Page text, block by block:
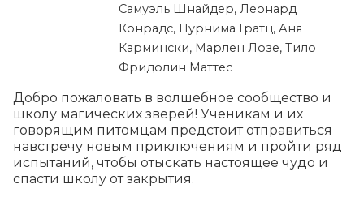
Самуэль Шнайдер, Леонард
Конрадс, Пурнима Гратц, Аня
Кармински, Марлен Лозе, Тило
Фридолин Маттес
​​Добро пожаловать в волшебное сообщество и
школу магических зверей! Ученикам и их
говорящим питомцам предстоит отправиться
навстречу новым приключениям и пройти ряд
испытаний, чтобы отыскать настоящее чудо и
спасти школу от закрытия.